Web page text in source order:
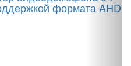
формата AHD